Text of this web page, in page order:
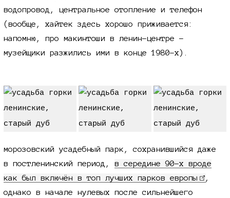
водопровод, центральное отопление и телефон
(вообще, хайтек здесь хорошо приживается:
напомню, про макинтоши в ленин-центре -
музейщики разжились ими в конце1980-х).
морозовский усадебный парк, сохранившийся даже
в постленинский период, в середине90-х вроде
как был включён в топ лучших парков европы
,
однако в начале нулевых после сильнейшего